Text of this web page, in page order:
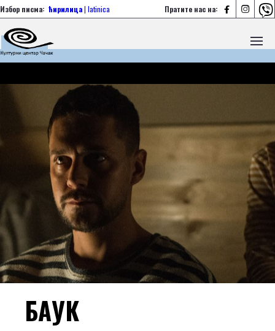
Пратите нас на:   
Избор писма: ћирилица| latinica
БАУК